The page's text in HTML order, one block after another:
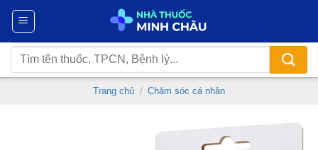
Chuyển
nội
dung
Tìm
kiếm:
Trang chủ / Chăm sóc cá nhân